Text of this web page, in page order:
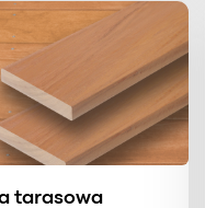
tarasowa